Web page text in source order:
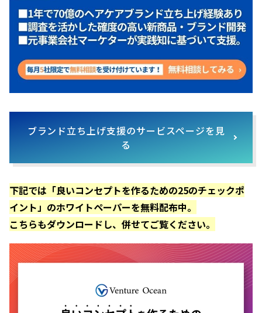
ブランド立ち上げ支援のサービスページを見
る
下記では「良いコンセプトを作るための25のチェックポ
イント」のホワイトペーパーを無料配布中。
こちらもダウンロードし、併せてご覧ください。